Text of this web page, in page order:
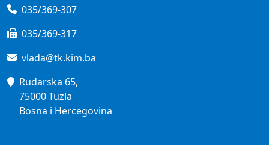
035/369-307
035/369-317
vlada@tk.kim.ba
Rudarska 65,
75000 Tuzla
Bosna i Hercegovina